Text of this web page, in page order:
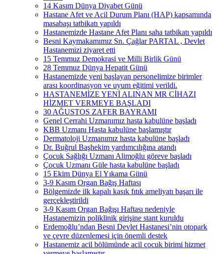
14 Kasım Dünya Diyabet Günü
Hastane Afet ve Acil Durum Planı (HAP) kapsamında
masabaşı tatbikatı yapıldı
Hastanemizde Hastane Afet Planı saha tatbikatı yapıldı
Besni Kaymakamımız Sn. Çağlar PARTAL , Devlet
Hastanemizi ziyaret etti
15 Temmuz Demokrasi ve Milli Birlik Günü
28 Temmuz Dünya Hepatit Günü
Hastanemizde yeni başlayan personelimize birimler
arası koordinasyon ve uyum eğitimi verildi.
HASTANEMİZE YENİ ALINAN MR CİHAZI
HİZMET VERMEYE BAŞLADI
30 AĞUSTOS ZAFER BAYRAMI
Genel Cerrahi Uzmanımız hasta kabulüne başladı
KBB Uzmanı Hasta kabulüne başlamıştır
Dermatoloji Uzmanımız hasta kabulüne başladı
Dr. Buğrul Başhekim yardımcılığına atandı
Çocuk Sağlığı Uzmanı Alimoğlu göreve başladı
Çocuk Uzmanı Güle hasta kabulüne başladı
15 Ekim Dünya El Yıkama Günü
3-9 Kasım Organ Bağış Haftası
Bölgemizde ilk kapalı kasık fıtık ameliyatı başarı ile
gerçekleştirildi
3-9 Kasım Organ Bağışı Haftası nedeniyle
Hastanemizin poliklinik girişine stant kuruldu
Erdemoğlu’ndan Besni Devlet Hastanesi’nin otopark
ve çevre düzenlemesi için önemli destek
Hastanemiz acil bölümünde acil çocuk birimi hizmet